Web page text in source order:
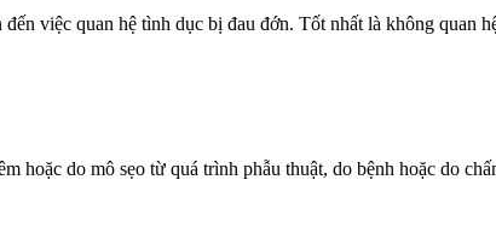
việc quan hệ tình dục bị đau đớn. Tốt nhất là không quan
hoặc do mô sẹo từ quá trình phẫu thuật, do bệnh hoặc do